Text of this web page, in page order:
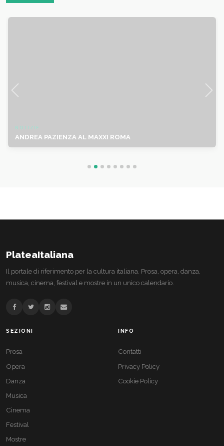
NOTIZIE
ANDREA PAZIENZA AL MAXXI ROMA
PlateaItaliana
Il portale di riferimento per la cultura italiana. Prosa, opera, danza,
musica, cinema, festival e mostre in un unico calendario.
SEZIONI
Prosa
Opera
Danza
Musica
Cinema
Festival
Mostre
INFO
Contatti
Privacy Policy
Cookie Policy